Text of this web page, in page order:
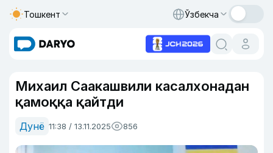
Тошкент Ўзбекча
Михаил Саакашвили касалхонадан
қамоққа қайтди
Дунё 11:38 / 13.11.2025 856